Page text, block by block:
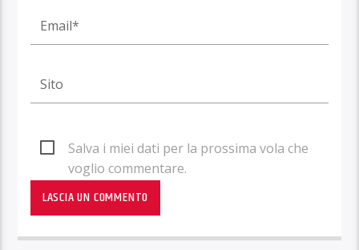
Salva i miei dati per la prossima vola che
voglio commentare.